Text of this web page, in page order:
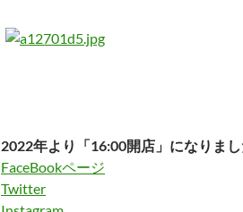
2022年より「16:00開店」になりま
FaceBookページ
Twitter